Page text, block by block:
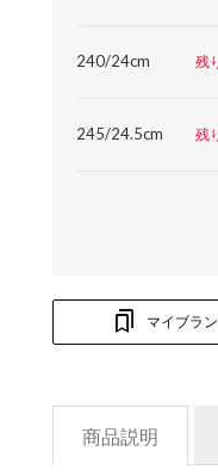
240/24cm 残
245/24.5cm 残
マイブラ
商品説明